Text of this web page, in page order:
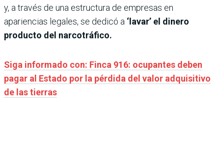
y, a través de una estructura de empresas en
apariencias legales, se dedicó a ‘lavar’ el dinero
producto del narcotráfico.
Siga informado con: Finca 916: ocupantes deben
pagar al Estado por la pérdida del valor adquisitivo
de las tierras